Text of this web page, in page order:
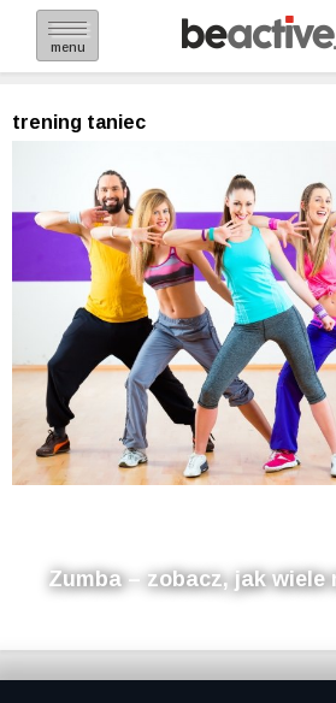
menu
trening taniec
Zumba – zobacz, jak wiele